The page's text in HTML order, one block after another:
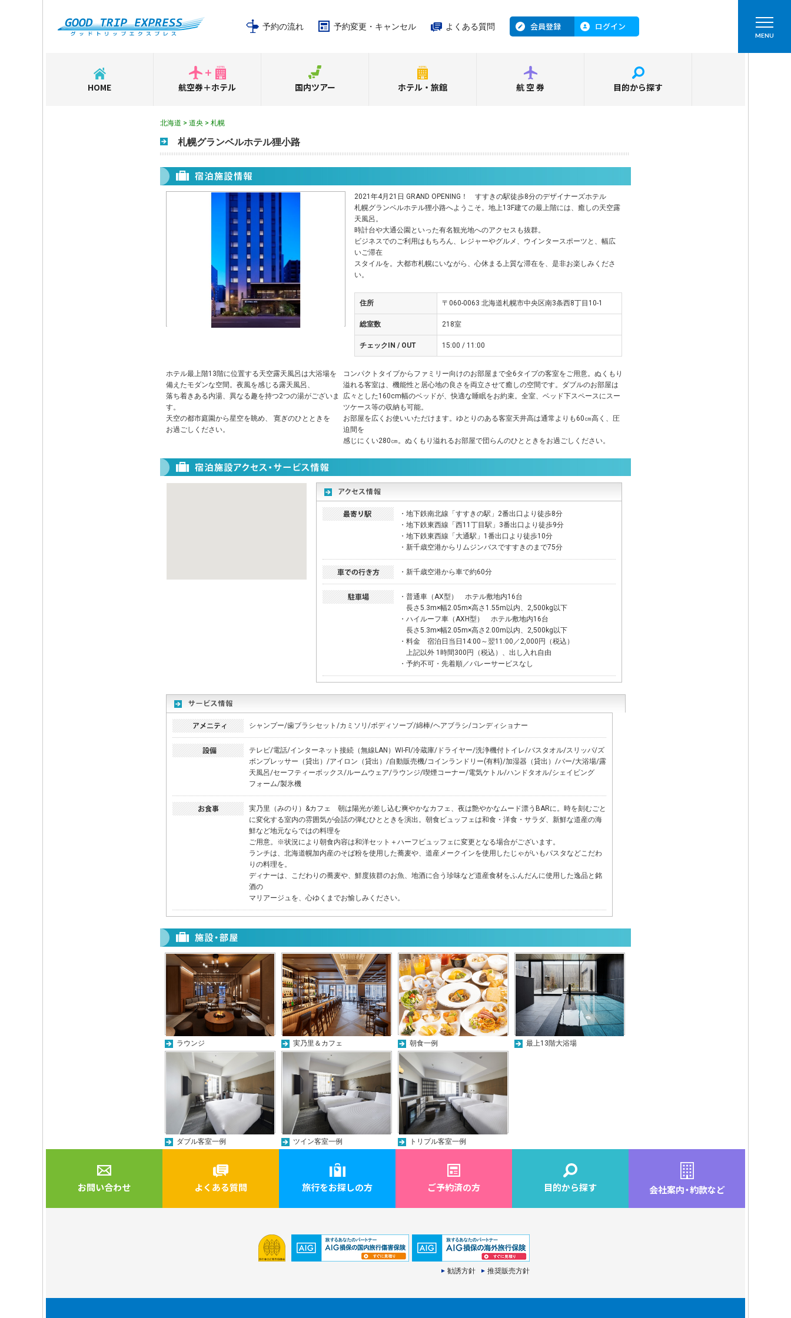
予約の流れ 予約変更・キャンセル よくある質問 会員登録 ログイン
MENU
HOME 航空券＋ホテル 国内ツアー ホテル・旅館 航空券 目的から探す
北海道 > 道央 > 札幌
札幌グランベルホテル狸小路
2021年4月21日 GRAND OPENING！ すすきの駅徒歩8分のデザイナーズホテル
札幌グランベルホテル狸小路へようこそ。地上13F建ての最上階には、癒しの天空露
天風呂。
時計台や大通公園といった有名観光地へのアクセスも抜群。
ビジネスでのご利用はもちろん、レジャーやグルメ、ウインタースポーツと、幅広
いご滞在
スタイルを。大都市札幌にいながら、心休まる上質な滞在を、是非お楽しみくださ
い。
住所 〒060-0063 北海道札幌市中央区南3条西8丁目10-1
総室数 218室
チェックIN / OUT 15:00 / 11:00
ホテル最上階13階に位置する天空露天風呂は大浴場を
備えたモダンな空間。夜風を感じる露天風呂、
落ち着きある内湯、異なる趣を持つ2つの湯がございま
す。
天空の都市庭園から星空を眺め、 寛ぎのひとときを
お過ごしください。
コンパクトタイプからファミリー向けのお部屋まで全6タイプの客室をご用意。ぬくもり
溢れる客室は、機能性と居心地の良さを両立させて癒しの空間です。ダブルのお部屋は
広々とした160cm幅のベッドが、快適な睡眠をお約束。全室、ベッド下スペースにスー
ツケース等の収納も可能。
お部屋を広くお使いいただけます。ゆとりのある客室天井高は通常よりも60㎝高く、圧
迫間を
感じにくい280㎝。ぬくもり溢れるお部屋で団らんのひとときをお過ごしください。
・地下鉄南北線「すすきの駅」2番出口より徒歩8分
・地下鉄東西線「西11丁目駅」3番出口より徒歩9分
・地下鉄東西線「大通駅」1番出口より徒歩10分
・新千歳空港からリムジンバスですすきのまで75分
・新千歳空港から車で約60分
・普通車（AX型） ホテル敷地内16台
長さ5.3m×幅2.05m×高さ1.55m以内、2,500kg以下
・ハイルーフ車（AXH型） ホテル敷地内16台
長さ5.3m×幅2.05m×高さ2.00m以内、2,500kg以下
・料金 宿泊日当日14:00～翌11:00／2,000円（税込）
上記以外 1時間300円（税込）、出し入れ自由
・予約不可・先着順／バレーサービスなし
シャンプー/歯ブラシセット/カミソリ/ボディソープ/綿棒/ヘアブラシ/コンディショナー
テレビ/電話/インターネット接続（無線LAN）WI-FI/冷蔵庫/ドライヤー/洗浄機付トイレ/バスタオル/スリッパ/ズ
ボンプレッサー（貸出）/アイロン（貸出）/自動販売機/コインランドリー(有料)/加湿器（貸出）/バー/大浴場/露
天風呂/セーフティーボックス/ルームウェア/ラウンジ/喫煙コーナー/電気ケトル/ハンドタオル/シェイビング
フォーム/製氷機
実乃里（みのり）&カフェ 朝は陽光が差し込む爽やかなカフェ、夜は艶やかなムード漂うBARに。時を刻むごと
に変化する室内の雰囲気が会話の弾むひとときを演出。朝食ビュッフェは和食・洋食・サラダ、新鮮な道産の海
鮮など地元ならではの料理を
ご用意。※状況により朝食内容は和洋セット＋ハーフビュッフェに変更となる場合がございます。
ランチは、北海道幌加内産のそば粉を使用した蕎麦や、道産メークインを使用したじゃがいもパスタなどこだわ
りの料理を。
ディナーは、こだわりの蕎麦や、鮮度抜群のお魚、地酒に合う珍味など道産食材をふんだんに使用した逸品と銘
酒の
マリアージュを、心ゆくまでお愉しみください。
ラウンジ 実乃里＆カフェ 朝食一例 最上13階大浴場
ダブル客室一例 ツイン客室一例 トリプル客室一例
お問い合わせ よくある質問 旅行をお探しの方 ご予約済の方 目的から探す 会社案内・約款など
勧誘方針 推奨販売方針